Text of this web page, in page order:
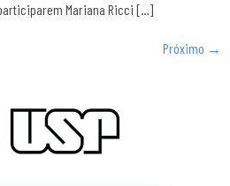
Mariana Ricci […]
Próximo →